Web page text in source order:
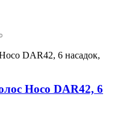
Hoco DAR42, 6